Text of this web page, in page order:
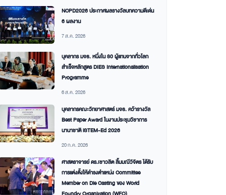
NCPD2026 ประกาศผลรางวัลบทความดีเด่น
6 ผลงาน
7 ส.ค. 2026
บุคลากร มจธ. หนึ่งใน 30 ผู้แทนจากทั่วโลก
สำเร็จหลักสูตร DIES Internationalisation
Programme
6 ส.ค. 2026
บุคลากรคณะวิทยาศาสตร์ มจธ. คว้ารางวัล
Best Paper Award ในงานประชุมวิชาการ
นานาชาติ iSTEM-Ed 2026
20 ก.ค. 2026
ศาสตราจารย์ ดร.เชาวลิต ลิ้มมณีวิจิตร ได้รับ
การแต่งตั้งให้ดำรงตำแหน่ง Committee
Member on Die Casting ของ World